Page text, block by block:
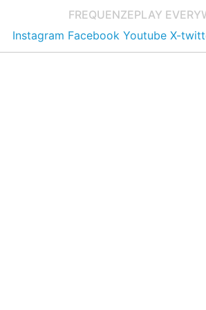
FREQUENZEPLAY
Instagram Facebook Youtube X-